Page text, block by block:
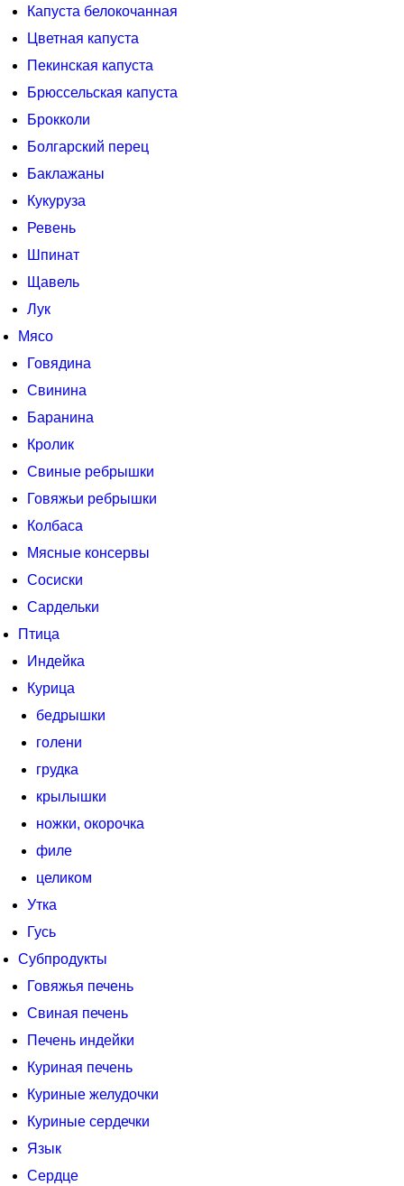
Капуста белокочанная
Цветная капуста
Пекинская капуста
Брюссельская капуста
Брокколи
Болгарский перец
Баклажаны
Кукуруза
Ревень
Шпинат
Щавель
Лук
Мясо
Говядина
Свинина
Баранина
Кролик
Свиные ребрышки
Говяжьи ребрышки
Колбаса
Мясные консервы
Сосиски
Сардельки
Птица
Индейка
Курица
бедрышки
голени
грудка
крылышки
ножки, окорочка
филе
целиком
Утка
Гусь
Субпродукты
Говяжья печень
Свиная печень
Печень индейки
Куриная печень
Куриные желудочки
Куриные сердечки
Язык
Сердце